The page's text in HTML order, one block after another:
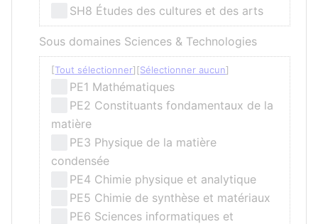
SH8 Études des cultures et des arts
Sous domaines Sciences & Technologies
Tout sélectionner Sélectionner aucun
PE1 Mathématiques
PE2 Constituants fondamentaux de la
matière
PE3 Physique de la matière
condensée
PE4 Chimie physique et analytique
PE5 Chimie de synthèse et matériaux
PE6 Sciences informatiques et